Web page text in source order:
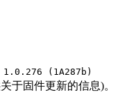
1.0.276 (1A287b)
于固件更新的信息)。